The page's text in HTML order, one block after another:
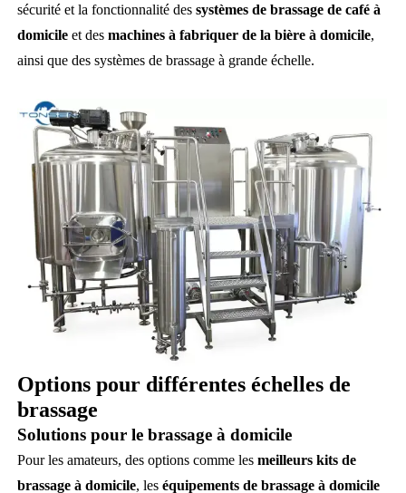
sécurité et la fonctionnalité des systèmes de brassage de café à
domicileet des machines à fabriquer de la bière à domicile,
ainsi que des systèmes de brassage à grande échelle.
Options pour différentes échelles de
brassage
Solutions pour le brassage à domicile
Pour les amateurs, des options comme les meilleurs kits de
brassage à domicile, les équipements de brassage à domicile